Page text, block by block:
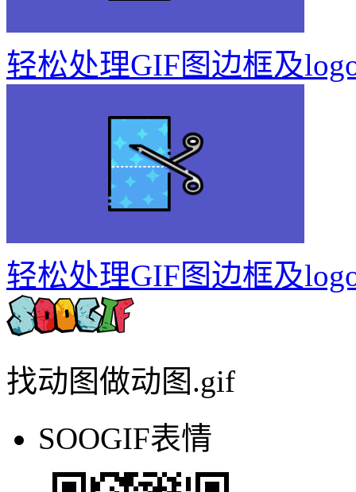
轻松处理GIF图边框及
轻松处理GIF图边框及
找动图做动图.gif
SOOGIF表情